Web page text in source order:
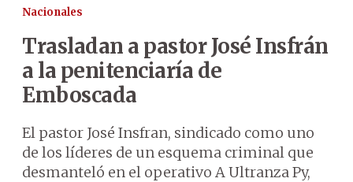
Nacionales
Trasladan a pastor José Insfrán
a la penitenciaría de
Emboscada
El pastor José Insfran, sindicado como uno
de los líderes de un esquema criminal que
desmanteló en el operativo A Ultranza Py,